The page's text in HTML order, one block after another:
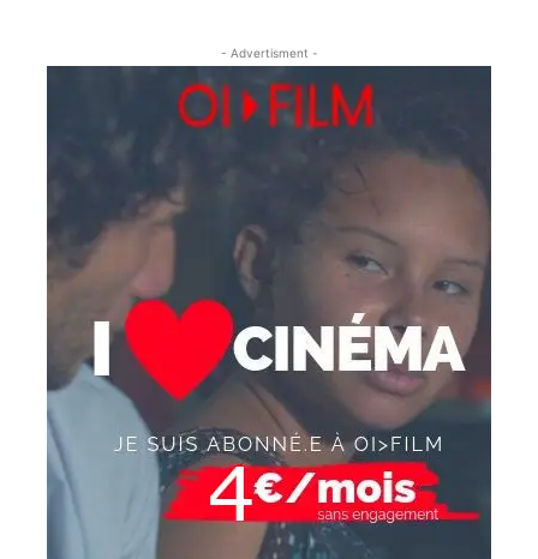
- Advertisment -